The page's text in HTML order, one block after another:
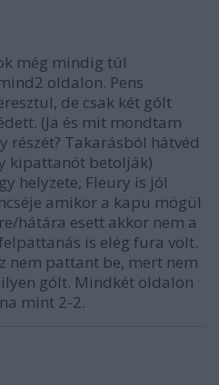
még mindig túl
oldalon. Pens
de csak két gólt
(Ja és mit mondtam
részét? Takarásból hátvéd
kipattanót betolják)
helyzete, Fleury is jól
amikor a kapu mögül
hátára esett akkor nem a
is elég fura volt.
nem pattant be, mert nem
gólt. Mindkét oldalon
mint 2-2.